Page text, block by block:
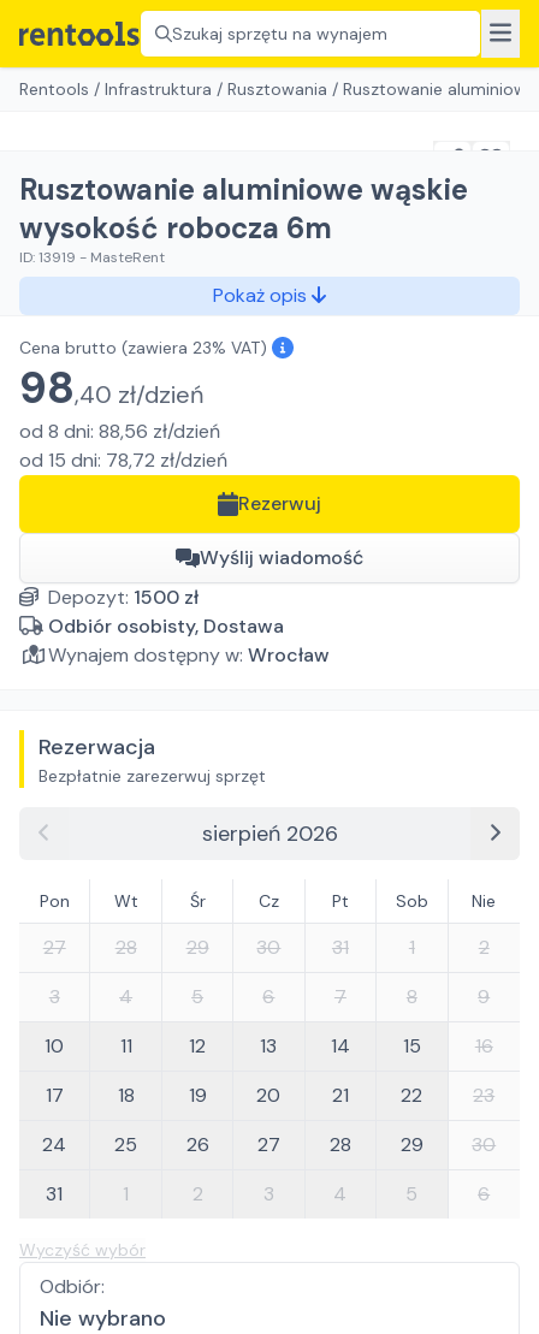
Szukaj sprzętu na wynajem
Rentools / Infrastruktura / Rusztowania / Rusztowanie
Rusztowanie aluminiowe wąskie
wysokość robocza 6m
ID:13919 - MasteRent
Pokaż opis
Cena brutto (zawiera 23% VAT)
98,40 zł/dzień
od 8 dni: 88,56 zł/dzień
od 15 dni: 78,72 zł/dzień
Rezerwuj
Wyślij wiadomość
Depozyt: 1500 zł
Odbiór osobisty, Dostawa
Wynajem dostępny w: Wrocław
Rezerwacja
Bezpłatnie zarezerwuj sprzęt
sierpień 2026
Pon Wt Śr Cz Pt Sob Nie
27 28 29 30 31 1
2
3
4 5 6 7 8
9
10
11 12 13 14 15
16
17
18 19 20 21 22
23
24
25 26 27 28 29
30
31
1 2 3 4 5 6
Wyczyść wybór
Odbiór:
Nie wybrano